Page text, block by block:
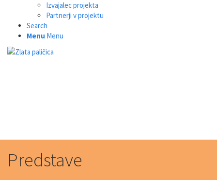
Izvajalec projekta
Partnerji v projektu
Search
Menu Menu
Predstave